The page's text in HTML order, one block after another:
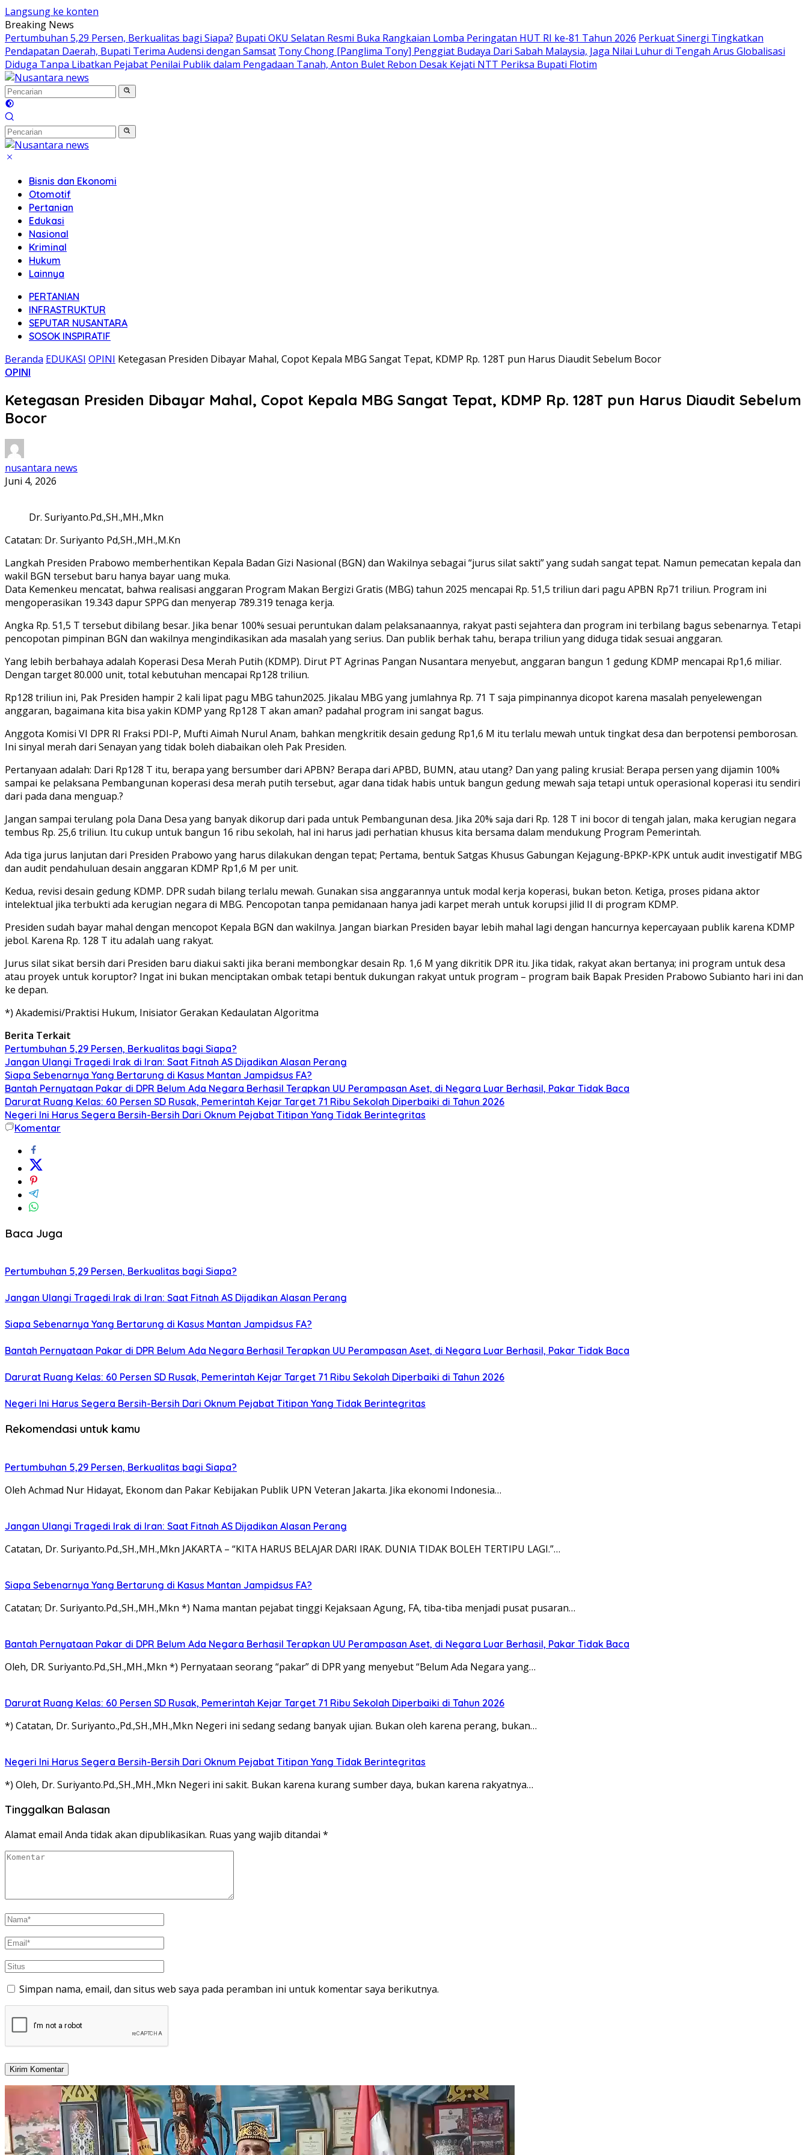
Langsung ke konten
Breaking News
Pertumbuhan 5,29 Persen, Berkualitas bagi Siapa? Bupati OKU Selatan Resmi Buka Rangkaian Lomba Peringatan HUT RI ke-81 Tahun 2026 Perkuat Sinergi Tingkatkan
Pendapatan Daerah, Bupati Terima Audensi dengan Samsat Tony Chong [Panglima Tony] Penggiat Budaya Dari Sabah Malaysia, Jaga Nilai Luhur di Tengah Arus Globalisasi
Diduga Tanpa Libatkan Pejabat Penilai Publik dalam Pengadaan Tanah, Anton Bulet Rebon Desak Kejati NTT Periksa Bupati Flotim
Bisnis dan Ekonomi
Otomotif
Pertanian
Edukasi
Nasional
Kriminal
Hukum
Lainnya
PERTANIAN
INFRASTRUKTUR
SEPUTAR NUSANTARA
SOSOK INSPIRATIF
Beranda EDUKASI OPINI Ketegasan Presiden Dibayar Mahal, Copot Kepala MBG Sangat Tepat, KDMP Rp. 128T pun Harus Diaudit Sebelum Bocor
OPINI
Ketegasan Presiden Dibayar Mahal, Copot Kepala MBG Sangat Tepat, KDMP Rp. 128T pun Harus Diaudit Sebelum
Bocor
nusantara news
Juni 4, 2026
Dr. Suriyanto.Pd.,SH.,MH.,Mkn
Catatan: Dr. Suriyanto Pd,SH.,MH.,M.Kn
Langkah Presiden Prabowo memberhentikan Kepala Badan Gizi Nasional (BGN) dan Wakilnya sebagai “jurus silat sakti” yang sudah sangat tepat. Namun pemecatan kepala dan
wakil BGN tersebut baru hanya bayar uang muka.
Data Kemenkeu mencatat, bahwa realisasi anggaran Program Makan Bergizi Gratis (MBG) tahun 2025 mencapai Rp. 51,5 triliun dari pagu APBN Rp71 triliun. Program ini
mengoperasikan 19.343 dapur SPPG dan menyerap 789.319 tenaga kerja.
Angka Rp. 51,5 T tersebut dibilang besar. Jika benar 100% sesuai peruntukan dalam pelaksanaannya, rakyat pasti sejahtera dan program ini terbilang bagus sebenarnya. Tetapi
pencopotan pimpinan BGN dan wakilnya mengindikasikan ada masalah yang serius. Dan publik berhak tahu, berapa triliun yang diduga tidak sesuai anggaran.
Yang lebih berbahaya adalah Koperasi Desa Merah Putih (KDMP). Dirut PT Agrinas Pangan Nusantara menyebut, anggaran bangun 1 gedung KDMP mencapai Rp1,6 miliar.
Dengan target 80.000 unit, total kebutuhan mencapai Rp128 triliun.
Rp128 triliun ini, Pak Presiden hampir 2 kali lipat pagu MBG tahun2025. Jikalau MBG yang jumlahnya Rp. 71 T saja pimpinannya dicopot karena masalah penyelewengan
anggaran, bagaimana kita bisa yakin KDMP yang Rp128 T akan aman? padahal program ini sangat bagus.
Anggota Komisi VI DPR RI Fraksi PDI-P, Mufti Aimah Nurul Anam, bahkan mengkritik desain gedung Rp1,6 M itu terlalu mewah untuk tingkat desa dan berpotensi pemborosan.
Ini sinyal merah dari Senayan yang tidak boleh diabaikan oleh Pak Presiden.
Pertanyaan adalah: Dari Rp128 T itu, berapa yang bersumber dari APBN? Berapa dari APBD, BUMN, atau utang? Dan yang paling krusial: Berapa persen yang dijamin 100%
sampai ke pelaksana Pembangunan koperasi desa merah putih tersebut, agar dana tidak habis untuk bangun gedung mewah saja tetapi untuk operasional koperasi itu sendiri
dari pada dana menguap.?
Jangan sampai terulang pola Dana Desa yang banyak dikorup dari pada untuk Pembangunan desa. Jika 20% saja dari Rp. 128 T ini bocor di tengah jalan, maka kerugian negara
tembus Rp. 25,6 triliun. Itu cukup untuk bangun 16 ribu sekolah, hal ini harus jadi perhatian khusus kita bersama dalam mendukung Program Pemerintah.
Ada tiga jurus lanjutan dari Presiden Prabowo yang harus dilakukan dengan tepat; Pertama, bentuk Satgas Khusus Gabungan Kejagung-BPKP-KPK untuk audit investigatif MBG
dan audit pendahuluan desain anggaran KDMP Rp1,6 M per unit.
Kedua, revisi desain gedung KDMP. DPR sudah bilang terlalu mewah. Gunakan sisa anggarannya untuk modal kerja koperasi, bukan beton. Ketiga, proses pidana aktor
intelektual jika terbukti ada kerugian negara di MBG. Pencopotan tanpa pemidanaan hanya jadi karpet merah untuk korupsi jilid II di program KDMP.
Presiden sudah bayar mahal dengan mencopot Kepala BGN dan wakilnya. Jangan biarkan Presiden bayar lebih mahal lagi dengan hancurnya kepercayaan publik karena KDMP
jebol. Karena Rp. 128 T itu adalah uang rakyat.
Jurus silat sikat bersih dari Presiden baru diakui sakti jika berani membongkar desain Rp. 1,6 M yang dikritik DPR itu. Jika tidak, rakyat akan bertanya; ini program untuk desa
atau proyek untuk koruptor? Ingat ini bukan menciptakan ombak tetapi bentuk dukungan rakyat untuk program – program baik Bapak Presiden Prabowo Subianto hari ini dan
ke depan.
*) Akademisi/Praktisi Hukum, Inisiator Gerakan Kedaulatan Algoritma
Berita Terkait
Pertumbuhan 5,29 Persen, Berkualitas bagi Siapa?
Jangan Ulangi Tragedi Irak di Iran: Saat Fitnah AS Dijadikan Alasan Perang
Siapa Sebenarnya Yang Bertarung di Kasus Mantan Jampidsus FA?
Bantah Pernyataan Pakar di DPR Belum Ada Negara Berhasil Terapkan UU Perampasan Aset, di Negara Luar Berhasil, Pakar Tidak Baca
Darurat Ruang Kelas: 60 Persen SD Rusak, Pemerintah Kejar Target 71 Ribu Sekolah Diperbaiki di Tahun 2026
Negeri Ini Harus Segera Bersih-Bersih Dari Oknum Pejabat Titipan Yang Tidak Berintegritas
Komentar
Baca Juga
Pertumbuhan 5,29 Persen, Berkualitas bagi Siapa?
Jangan Ulangi Tragedi Irak di Iran: Saat Fitnah AS Dijadikan Alasan Perang
Siapa Sebenarnya Yang Bertarung di Kasus Mantan Jampidsus FA?
Bantah Pernyataan Pakar di DPR Belum Ada Negara Berhasil Terapkan UU Perampasan Aset, di Negara Luar Berhasil, Pakar Tidak Baca
Darurat Ruang Kelas: 60 Persen SD Rusak, Pemerintah Kejar Target 71 Ribu Sekolah Diperbaiki di Tahun 2026
Negeri Ini Harus Segera Bersih-Bersih Dari Oknum Pejabat Titipan Yang Tidak Berintegritas
Rekomendasi untuk kamu
Pertumbuhan 5,29 Persen, Berkualitas bagi Siapa?
Oleh Achmad Nur Hidayat, Ekonom dan Pakar Kebijakan Publik UPN Veteran Jakarta. Jika ekonomi Indonesia…
Jangan Ulangi Tragedi Irak di Iran: Saat Fitnah AS Dijadikan Alasan Perang
Catatan, Dr. Suriyanto.Pd.,SH.,MH.,Mkn JAKARTA – “KITA HARUS BELAJAR DARI IRAK. DUNIA TIDAK BOLEH TERTIPU LAGI.”…
Siapa Sebenarnya Yang Bertarung di Kasus Mantan Jampidsus FA?
Catatan; Dr. Suriyanto.Pd.,SH.,MH.,Mkn *) Nama mantan pejabat tinggi Kejaksaan Agung, FA, tiba-tiba menjadi pusat pusaran…
Bantah Pernyataan Pakar di DPR Belum Ada Negara Berhasil Terapkan UU Perampasan Aset, di Negara Luar Berhasil, Pakar Tidak Baca
Oleh, DR. Suriyanto.Pd.,SH.,MH.,Mkn *) Pernyataan seorang “pakar” di DPR yang menyebut “Belum Ada Negara yang…
Darurat Ruang Kelas: 60 Persen SD Rusak, Pemerintah Kejar Target 71 Ribu Sekolah Diperbaiki di Tahun 2026
*) Catatan, Dr. Suriyanto.,Pd.,SH.,MH.,Mkn Negeri ini sedang sedang banyak ujian. Bukan oleh karena perang, bukan…
Negeri Ini Harus Segera Bersih-Bersih Dari Oknum Pejabat Titipan Yang Tidak Berintegritas
*) Oleh, Dr. Suriyanto.Pd.,SH.,MH.,Mkn Negeri ini sakit. Bukan karena kurang sumber daya, bukan karena rakyatnya…
Tinggalkan Balasan
Alamat email Anda tidak akan dipublikasikan. Ruas yang wajib ditandai *
Simpan nama, email, dan situs web saya pada peramban ini untuk komentar saya berikutnya.